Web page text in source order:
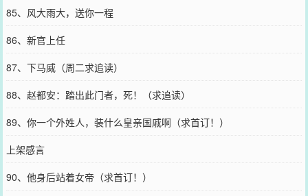
85、风大雨大，送你一程
86、新官上任
87、下马威（周二求追读）
88、赵都安：踏出此门者，死！（求追读）
89、你一个外姓人，装什么皇亲国戚啊（求首订！）
上架感言
90、他身后站着女帝（求首订！）